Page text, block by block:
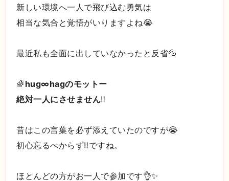
新しい環境へ一人で飛び込む勇気は
相当な気合と覚悟がいりますよね😭
最近私も全面に出していなかったと反省💦
🌈hug∞hagのモットー
絶対一人にさせません‼️
昔はこの言葉を必ず添えていたのですが😭
初心忘るべからず‼️ですね。
ほとんどの方がお一人で参加です👌✨